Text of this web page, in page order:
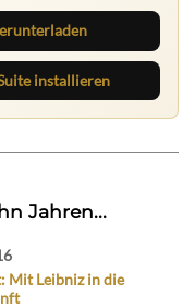
im Blick.
installieren
Jahren...
Mit Leibniz in die